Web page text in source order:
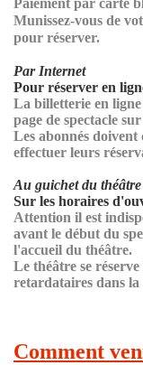
Paiement par carte
Munissez-vous de
pour réserver.
Par Internet
Pour réserver en
La billetterie en ligne
page de spectacle
Les abonnés
effectuer leurs
Au guichet du théâtre
Sur les horaires
Attention il est
avant le début du
l'accueil du théâtre.
Le théâtre se
retardataires dans la
Comment